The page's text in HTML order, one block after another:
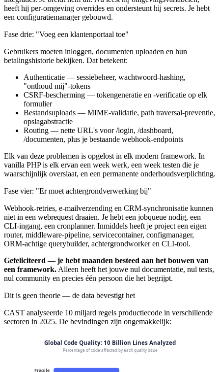
heeft hij per-omgeving overrides en ondersteunt hij secrets. Je hebt
een configuratiemanager gebouwd.
Fase drie: "Voeg een klantenportaal toe"
Gebruikers moeten inloggen, documenten uploaden en hun
betalingshistorie bekijken. Dat betekent:
Authenticatie — sessiebeheer, wachtwoord-hashing,
"onthoud mij"-tokens
CSRF-bescherming — tokengeneratie en -verificatie op elk
formulier
Bestandsuploads — MIME-validatie, path traversal-preventie,
opslagabstractie
Routing — nette URL's voor /login, /dashboard,
/documenten, plus je bestaande webhook-endpoints
Elk van deze problemen is opgelost in elk modern framework. In
vanilla PHP is elk ervan een week werk, een week testen die je
waarschijnlijk overslaat, en een permanente onderhoudsverplichting.
Fase vier: "Er moet achtergrondverwerking bij"
Webhook-retries, e-mailverzending en CRM-synchronisatie kunnen
niet in een webrequest draaien. Je hebt een jobqueue nodig, een
CLI-ingang, een cronplanner. Inmiddels heeft je project een eigen
router, middleware-pipeline, servicecontainer, configmanager,
ORM-achtige querybuilder, achtergrondworker en CLI-tool.
Gefeliciteerd — je hebt maanden besteed aan het bouwen van
een framework. Alleen heeft het jouwe nul documentatie, nul tests,
nul community en precies één persoon die het begrijpt.
Dit is geen theorie — de data bevestigt het
CAST analyseerde 10 miljard regels productiecode in verschillende
sectoren in 2025. De bevindingen zijn ongemakkelijk: